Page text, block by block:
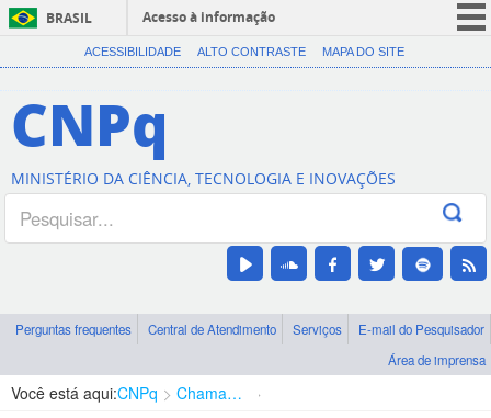
BRASIL
Acesso à informação
CORONAVÍRUS (COVID-19)
Canais
ACESSIBILIDADE ALTO CONTRASTE MAPA DO SITE
CNPq
MINISTÉRIO DA CIÊNCIA, TECNOLOGIA E INOVAÇÕES
Perguntas frequentes Central de Atendimento Serviços
E-mail do Pesquisador
Área de imprensa
Você está aqui:CNPq Chamadas